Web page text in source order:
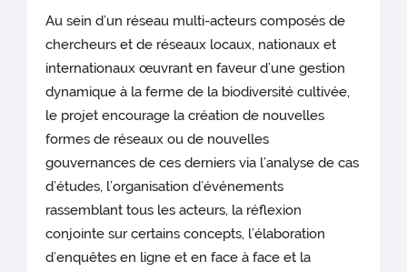
Au sein d’un réseau multi-acteurs composés de
chercheurs et de réseaux locaux, nationaux et
internationaux œuvrant en faveur d’une gestion
dynamique à la ferme de la biodiversité cultivée,
le projet encourage la création de nouvelles
formes de réseaux ou de nouvelles
gouvernances de ces derniers via l’analyse de cas
d’études, l’organisation d’événements
rassemblant tous les acteurs, la réflexion
conjointe sur certains concepts, l’élaboration
d’enquêtes en ligne et en face à face et la